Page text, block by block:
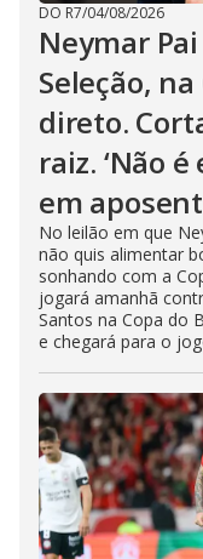
DO R7/04/08/2026
Neymar
Seleção,
direto.
raiz. ‘Não
em
No leilão em que
não quis alimentar
sonhando com a
jogará amanhã
Santos na Copa do
e chegará para o